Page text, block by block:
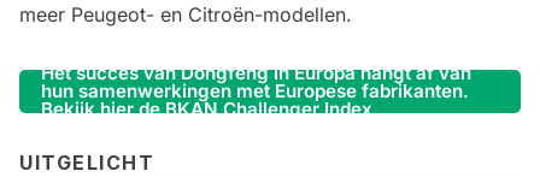
meer Peugeot- en Citroën-modellen.
Het succes van Dongfeng in Europa hangt af van
hun samenwerkingen met Europese fabrikanten.
Bekijk hier de BKAN Challenger Index.
UITGELICHT